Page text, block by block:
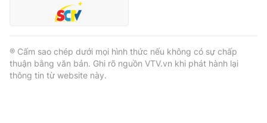
® Cấm sao chép dưới mọi hình thức nếu không có sự chấp
thuận bằng văn bản. Ghi rõ nguồn VTV.vn khi phát hành lại
thông tin từ website này.